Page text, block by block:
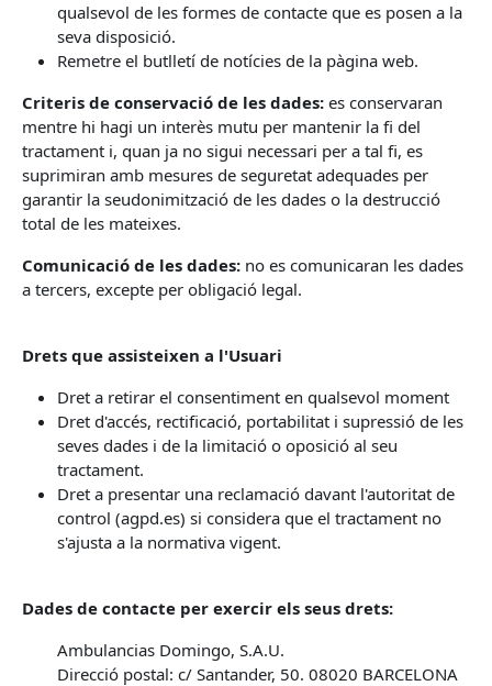
qualsevol de les formes de contacte que es posen a la
seva disposició.
Remetre el butlletí de notícies de la pàgina web.
Criteris de conservació de les dades: es conservaran
mentre hi hagi un interès mutu per mantenir la fi del
tractament i, quan ja no sigui necessari per a tal fi, es
suprimiran amb mesures de seguretat adequades per
garantir la seudonimització de les dades o la destrucció
total de les mateixes.
Comunicació de les dades: no es comunicaran les dades
a tercers, excepte per obligació legal.
Drets que assisteixen a l'Usuari
Dret a retirar el consentiment en qualsevol moment
Dret d'accés, rectificació, portabilitat i supressió de les
seves dades i de la limitació o oposició al seu
tractament.
Dret a presentar una reclamació davant l'autoritat de
control (agpd.es) si considera que el tractament no
s'ajusta a la normativa vigent.
Dades de contacte per exercir els seus drets:
Ambulancias Domingo, S.A.U.
Direcció postal: c/ Santander, 50. 08020 BARCELONA